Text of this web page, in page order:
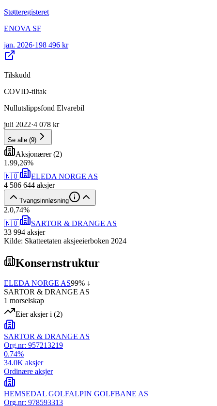
Støtteregisteret
ENOVA SF
jan. 2026·198 496 kr
Tilskudd
COVID-tiltak
Nullutslippsfond Elvarebil
juli 2022·4 078 kr
Se alle (9)
Aksjonærer(2)
1 .99,26%
🇳🇴
ELEDA NORGE AS
4 586 644 aksjer
Tvangsinnløsning
2.0,74%
🇳🇴
SARTOR & DRANGE AS
33 994 aksjer
Kilde: Skatteetaten aksjeeierboken 2024
Konsernstruktur
ELEDA NORGE AS99% ↓
SARTOR & DRANGE AS
1 morselskap
Eier aksjer i (2)
SARTOR & DRANGE AS
Org.nr: 957213219
0.74%
34.0K aksjer
Ordinære aksjer
HEMSEDAL GOLFALPIN GOLFBANE AS
Org.nr: 978593313